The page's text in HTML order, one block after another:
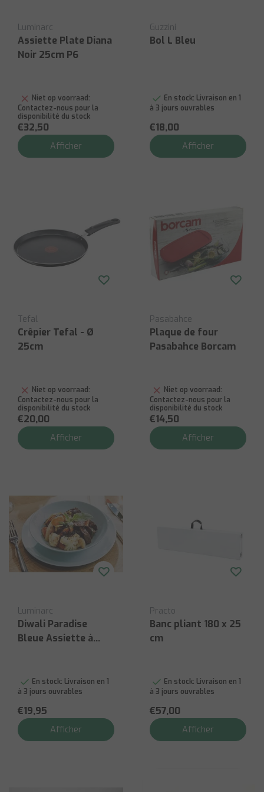
Luminarc
Assiette Plate Diana
Noir 25cm P6
Niet op voorraad:
Contactez-nous pour la
disponibilité du stock
€32,50
Afficher
Guzzini
Bol L Bleu
En stock: Livraison en 1
à 3 jours ouvrables
€18,00
Afficher
Tefal
Crêpier Tefal - Ø
25cm
Niet op voorraad:
Contactez-nous pour la
disponibilité du stock
€20,00
Afficher
Pasabahce
Plaque de four
Pasabahce Borcam
Niet op voorraad:
Contactez-nous pour la
disponibilité du stock
€14,50
Afficher
Luminarc
Diwali Paradise
Bleue Assiette à
En stock: Livraison en 1
à 3 jours ouvrables
€19,95
Afficher
Practo
Banc pliant 180 x 25
cm
En stock: Livraison en 1
à 3 jours ouvrables
€57,00
Afficher